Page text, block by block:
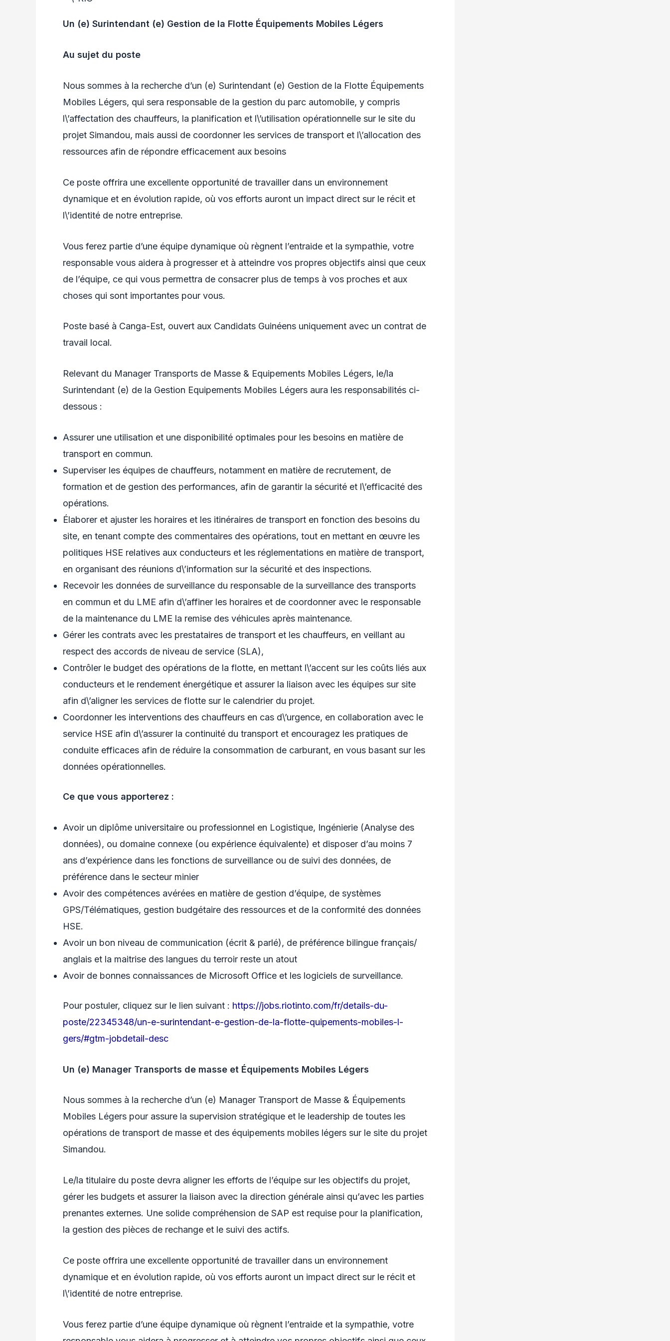
Un (e) Surintendant (e) Gestion de la Flotte Équipements Mobiles Légers
Au sujet du poste
Nous sommes à la recherche d’un (e) Surintendant (e) Gestion de la Flotte Équipements
Mobiles Légers, qui sera responsable de la gestion du parc automobile, y compris
l\’affectation des chauffeurs, la planification et l\’utilisation opérationnelle sur le site du
projet Simandou, mais aussi de coordonner les services de transport et l\’allocation des
ressources afin de répondre efficacement aux besoins
Ce poste offrira une excellente opportunité de travailler dans un environnement
dynamique et en évolution rapide, où vos efforts auront un impact direct sur le récit et
l\’identité de notre entreprise.
Vous ferez partie d’une équipe dynamique où règnent l’entraide et la sympathie, votre
responsable vous aidera à progresser et à atteindre vos propres objectifs ainsi que ceux
de l’équipe, ce qui vous permettra de consacrer plus de temps à vos proches et aux
choses qui sont importantes pour vous.
Poste basé à Canga-Est, ouvert aux Candidats Guinéens uniquement avec un contrat de
travail local.
Relevant du Manager Transports de Masse & Equipements Mobiles Légers, le/la
Surintendant (e) de la Gestion Equipements Mobiles Légers aura les responsabilités ci-
dessous :
Assurer une utilisation et une disponibilité optimales pour les besoins en matière de
transport en commun.
Superviser les équipes de chauffeurs, notamment en matière de recrutement, de
formation et de gestion des performances, afin de garantir la sécurité et l\’efficacité des
opérations.
Élaborer et ajuster les horaires et les itinéraires de transport en fonction des besoins du
site, en tenant compte des commentaires des opérations, tout en mettant en œuvre les
politiques HSE relatives aux conducteurs et les réglementations en matière de transport,
en organisant des réunions d\’information sur la sécurité et des inspections.
Recevoir les données de surveillance du responsable de la surveillance des transports
en commun et du LME afin d\’affiner les horaires et de coordonner avec le responsable
de la maintenance du LME la remise des véhicules après maintenance.
Gérer les contrats avec les prestataires de transport et les chauffeurs, en veillant au
respect des accords de niveau de service (SLA),
Contrôler le budget des opérations de la flotte, en mettant l\’accent sur les coûts liés aux
conducteurs et le rendement énergétique et assurer la liaison avec les équipes sur site
afin d\’aligner les services de flotte sur le calendrier du projet.
Coordonner les interventions des chauffeurs en cas d\’urgence, en collaboration avec le
service HSE afin d\’assurer la continuité du transport et encouragez les pratiques de
conduite efficaces afin de réduire la consommation de carburant, en vous basant sur les
données opérationnelles.
Ce que vous apporterez :
Avoir un diplôme universitaire ou professionnel en Logistique, Ingénierie (Analyse des
données), ou domaine connexe (ou expérience équivalente) et disposer d’au moins 7
ans d’expérience dans les fonctions de surveillance ou de suivi des données, de
préférence dans le secteur minier
Avoir des compétences avérées en matière de gestion d’équipe, de systèmes
GPS/Télématiques, gestion budgétaire des ressources et de la conformité des données
HSE.
Avoir un bon niveau de communication (écrit & parlé), de préférence bilingue français/
anglais et la maitrise des langues du terroir reste un atout
Avoir de bonnes connaissances de Microsoft Office et les logiciels de surveillance.
Pour postuler, cliquez sur le lien suivant : https://jobs.riotinto.com/fr/details-du-
poste/22345348/un-e-surintendant-e-gestion-de-la-flotte-quipements-mobiles-l-
gers/#gtm-jobdetail-desc
Un (e) Manager Transports de masse et Équipements Mobiles Légers
Nous sommes à la recherche d’un (e) Manager Transport de Masse & Équipements
Mobiles Légers pour assure la supervision stratégique et le leadership de toutes les
opérations de transport de masse et des équipements mobiles légers sur le site du projet
Simandou.
Le/la titulaire du poste devra aligner les efforts de l’équipe sur les objectifs du projet,
gérer les budgets et assurer la liaison avec la direction générale ainsi qu’avec les parties
prenantes externes. Une solide compréhension de SAP est requise pour la planification,
la gestion des pièces de rechange et le suivi des actifs.
Ce poste offrira une excellente opportunité de travailler dans un environnement
dynamique et en évolution rapide, où vos efforts auront un impact direct sur le récit et
l\’identité de notre entreprise.
Vous ferez partie d’une équipe dynamique où règnent l’entraide et la sympathie, votre